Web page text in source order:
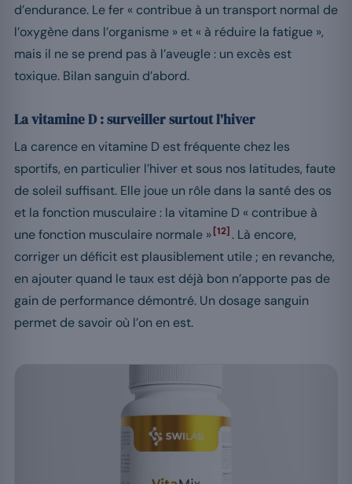
d’endurance. Le fer « contribue à un transport normal de
l’oxygène dans l’organisme » et « à réduire la fatigue »,
mais il ne se prend pas à l’aveugle : un excès est
toxique. Bilan sanguin d’abord.
La vitamine D : surveiller surtout l’hiver
La carence en vitamine D est fréquente chez les
sportifs, en particulier l’hiver et sous nos latitudes, faute
de soleil suffisant. Elle joue un rôle dans la santé des os
et la fonction musculaire : la vitamine D « contribue à
une fonction musculaire normale »[12]. Là encore,
corriger un déficit est plausiblement utile ; en revanche,
en ajouter quand le taux est déjà bon n’apporte pas de
gain de performance démontré. Un dosage sanguin
permet de savoir où l’on en est.